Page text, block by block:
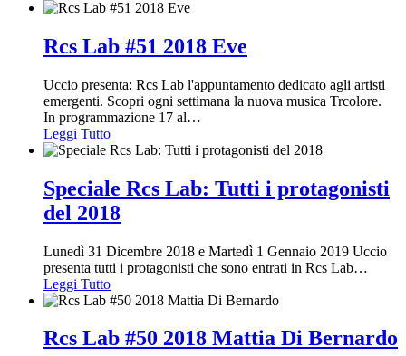
Rcs Lab #51 2018 Eve
Uccio presenta: Rcs Lab l'appuntamento dedicato agli artisti
emergenti. Scopri ogni settimana la nuova musica Trcolore.
In programmazione 17 al…
Leggi Tutto
Speciale Rcs Lab: Tutti i protagonisti
del 2018
Lunedì 31 Dicembre 2018 e Martedì 1 Gennaio 2019 Uccio
presenta tutti i protagonisti che sono entrati in Rcs Lab…
Leggi Tutto
Rcs Lab #50 2018 Mattia Di Bernardo